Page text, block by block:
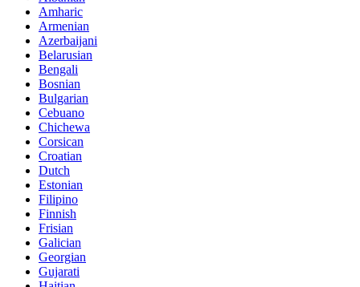
Amharic
Armenian
Azerbaijani
Belarusian
Bengali
Bosnian
Bulgarian
Cebuano
Chichewa
Corsican
Croatian
Dutch
Estonian
Filipino
Finnish
Frisian
Galician
Georgian
Gujarati